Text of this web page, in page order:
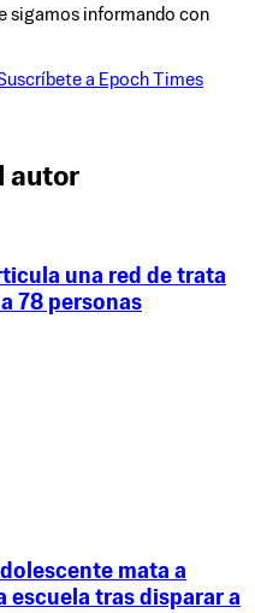
sigamos informando con
a Epoch Times
autor
una red de trata
78 personas
mata a
escuela tras disparar a